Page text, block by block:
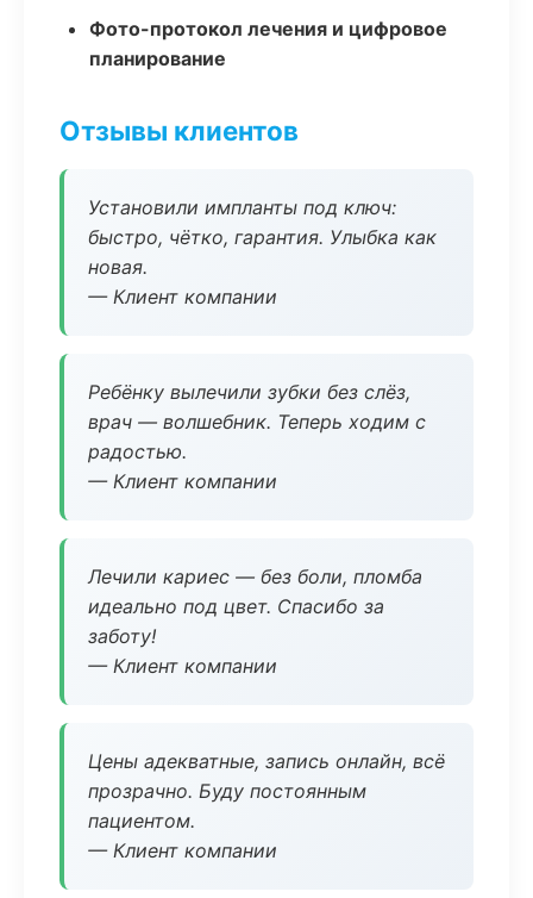
Фото-протокол лечения и цифровое
планирование
Отзывы клиентов
Установили импланты под ключ:
быстро, чётко, гарантия. Улыбка как
новая.
— Клиент компании
Ребёнку вылечили зубки без слёз,
врач — волшебник. Теперь ходим с
радостью.
— Клиент компании
Лечили кариес — без боли, пломба
идеально под цвет. Спасибо за
заботу!
— Клиент компании
Цены адекватные, запись онлайн, всё
прозрачно. Буду постоянным
пациентом.
— Клиент компании